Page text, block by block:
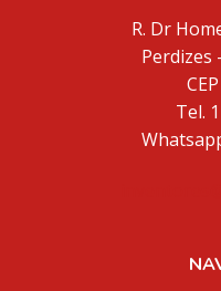
R. Dr
Perdizes
Tel.